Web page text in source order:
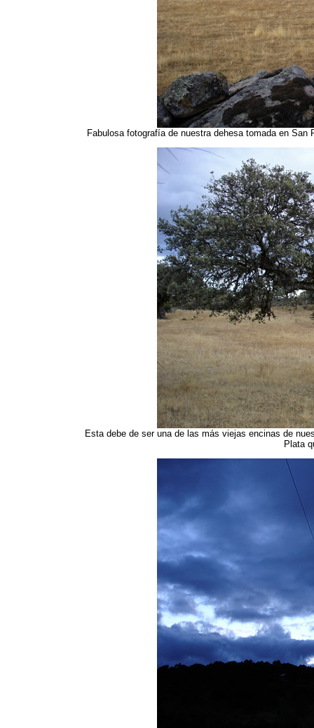
Fabulosa fotografía de nuestra dehesa tomada en
Esta debe de ser una de las más viejas encinas de
Plata